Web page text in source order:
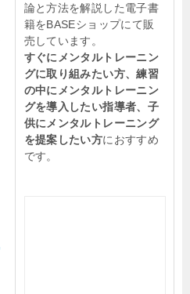
論と方法を解説した電子書
籍をBASEショップにて販
売しています。
すぐにメンタルトレーニン
グに取り組みたい方、練習
の中にメンタルトレーニン
グを導入したい指導者、子
供にメンタルトレーニング
を提案したい方におすすめ
です。